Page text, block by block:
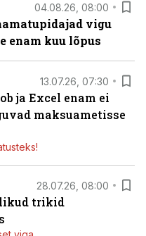
04.08.26, 08:00
vigu
enam kuu lõpus
13.07.26, 07:30
ja Excel enam ei
maksuametisse
28.07.26, 08:00
trikid